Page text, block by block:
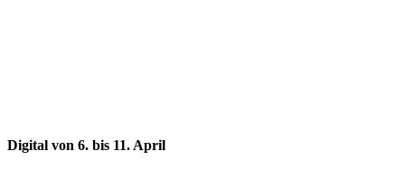
Digital von 6. bis 11. April